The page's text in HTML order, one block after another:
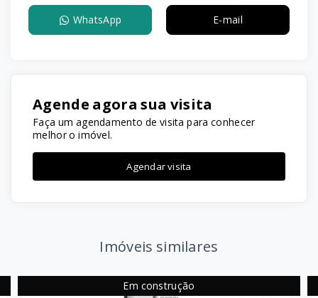
WhatsApp E-mail
Agende agora sua visita
Faça um agendamento de visita para conhecer
melhor o imóvel.
Agendar visita
Imóveis similares
Em construção